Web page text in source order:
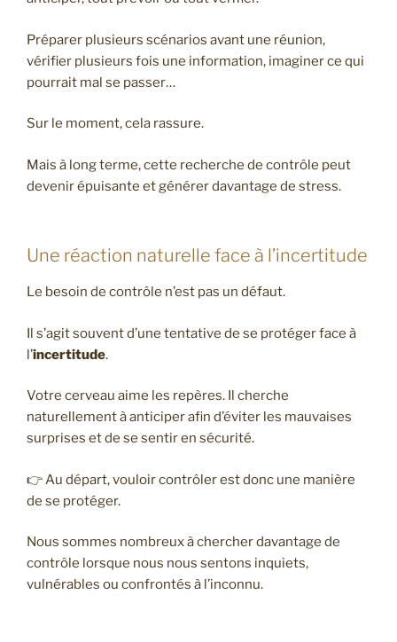
Préparer plusieurs scénarios avant une réunion,
vérifier plusieurs fois une information, imaginer ce qui
pourrait mal se passer…
Sur le moment, cela rassure.
Mais à long terme, cette recherche de contrôle peut
devenir épuisante et générer davantage de stress.
Une réaction naturelle face à l’incertitude
Le besoin de contrôle n’est pas un défaut.
Il s’agit souvent d’une tentative de se protéger face à
l’incertitude.
Votre cerveau aime les repères. Il cherche
naturellement à anticiper afin d’éviter les mauvaises
surprises et de se sentir en sécurité.
👉 Au départ, vouloir contrôler est donc une manière
de se protéger.
Nous sommes nombreux à chercher davantage de
contrôle lorsque nous nous sentons inquiets,
vulnérables ou confrontés à l’inconnu.